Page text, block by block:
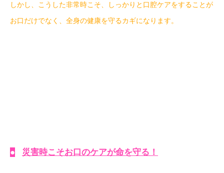
しかし、こうした非常時こそ、しっかりと口腔ケアをすることが
お口だけでなく、全身の健康を守るカギになります。
● 災害時こそお口のケアが命を守る！